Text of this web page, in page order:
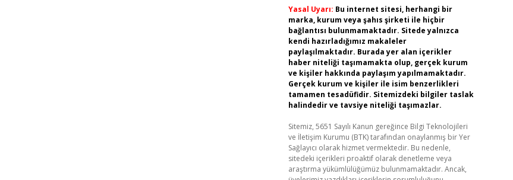
Yasal Uyarı: Bu internet sitesi, herhangi bir
marka, kurum veya şahıs şirketi ile hiçbir
bağlantısı bulunmamaktadır. Sitede yalnızca
kendi hazırladığımız makaleler
paylaşılmaktadır. Burada yer alan içerikler
haber niteliği taşımamakta olup, gerçek kurum
ve kişiler hakkında paylaşım yapılmamaktadır.
Gerçek kurum ve kişiler ile isim benzerlikleri
tamamen tesadüfidir. Sitemizdeki bilgiler taslak
halindedir ve tavsiye niteliği taşımazlar.
Sitemiz, 5651 Sayılı Kanun gereğince Bilgi Teknolojileri
ve İletişim Kurumu (BTK) tarafından onaylanmış bir Yer
Sağlayıcı olarak hizmet vermektedir. Bu nedenle,
sitedeki içerikleri proaktif olarak denetleme veya
araştırma yükümlülüğümüz bulunmamaktadır. Ancak,